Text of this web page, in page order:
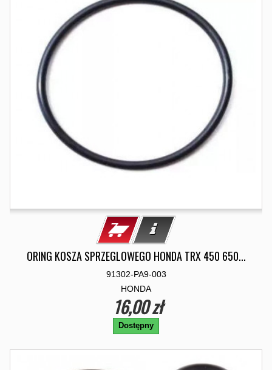
ORING KOSZA SPRZEGLOWEGO HONDA TRX 450 650...
91302-PA9-003
HONDA
16,00 zł
Dostępny